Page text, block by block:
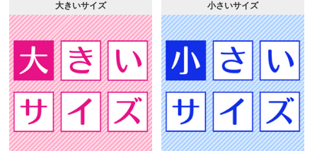
大きいサイズ 小さいサイズ